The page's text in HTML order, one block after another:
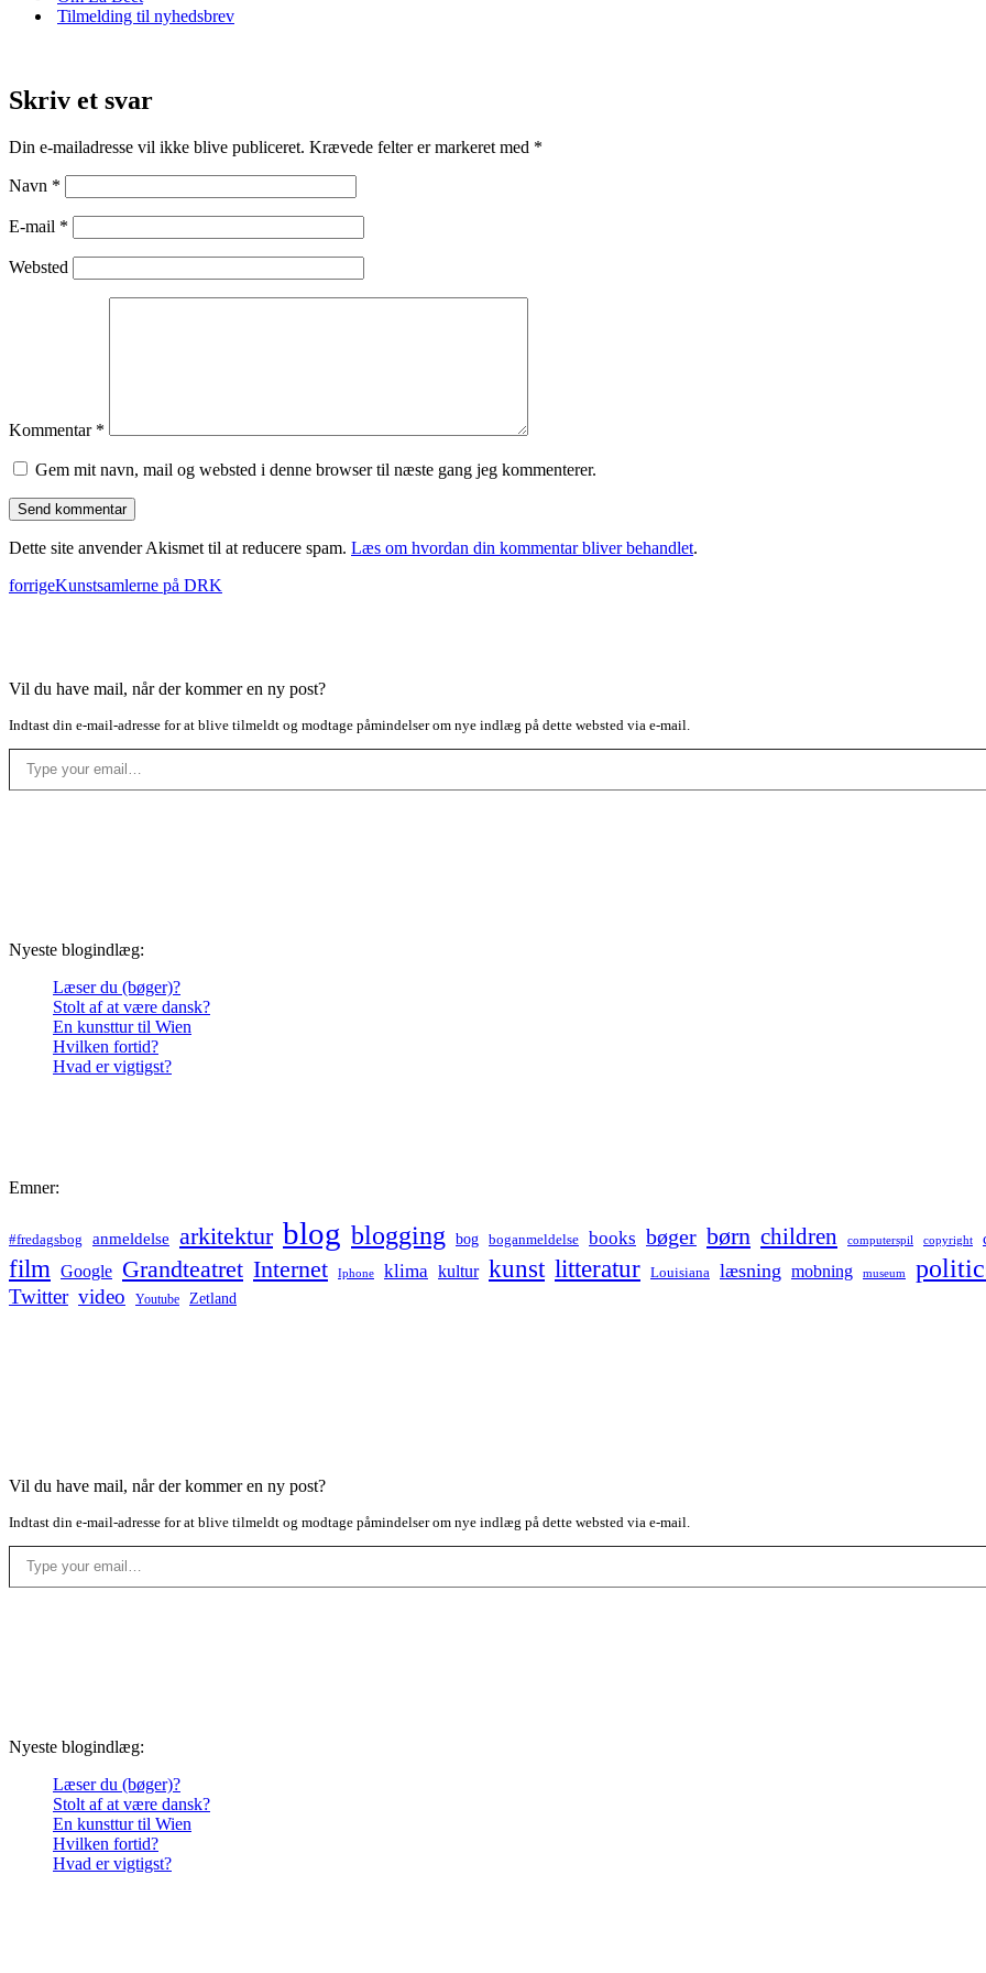
Tilmelding til nyhedsbrev
Skriv et svar
Din e-mailadresse vil ikke blive publiceret. Krævede felter er markeret med *
Navn *
E-mail *
Websted
Kommentar *
Gem mit navn, mail og websted i denne browser til næste gang jeg kommenterer.
Dette site anvender Akismet til at reducere spam. Læs om hvordan din kommentar bliver behandlet.
forrigeKunstsamlerne på DRK
Vil du have mail, når der kommer en ny post?
Indtast din e-mail-adresse for at blive tilmeldt og modtage påmindelser om nye indlæg på dette websted via e-mail.
Type your email…
Nyeste blogindlæg:
Læser du (bøger)?
Stolt af at være dansk?
En kunsttur til Wien
Hvilken fortid?
Hvad er vigtigst?
Emner:
#fredagsbog anmeldelse arkitektur blog blogging bog boganmeldelse books bøger børn children computerspil copyright
film Google Grandteatret Internet Iphone klima kultur kunst litteratur Louisiana læsning mobning museum
Twitter video Youtube Zetland
Vil du have mail, når der kommer en ny post?
Indtast din e-mail-adresse for at blive tilmeldt og modtage påmindelser om nye indlæg på dette websted via e-mail.
Type your email…
Nyeste blogindlæg:
Læser du (bøger)?
Stolt af at være dansk?
En kunsttur til Wien
Hvilken fortid?
Hvad er vigtigst?